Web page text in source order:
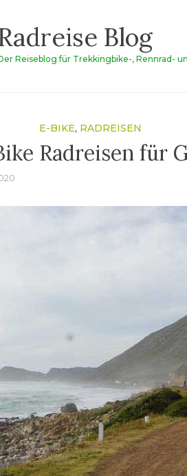
Blog
Reiseblog für Trekkingbike-, Rennrad-
E-BIKE, RADREISEN
Radreisen für